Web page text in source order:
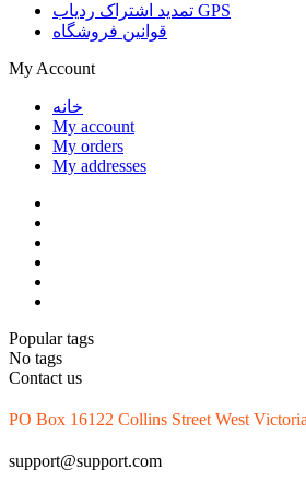
تمدید اشتراک ردیاب GPS
قوانین فروشگاه
My Account
خانه
My account
My orders
My addresses
Popular tags
No tags
Contact us
PO Box 16122 Collins Street West
support@support.com